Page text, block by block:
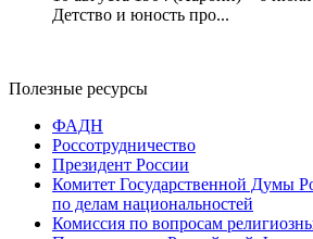
Детство и юность про...
Полезные ресурсы
ФАДН
Россотрудничество
Президент России
Комитет Государственной Думы
по делам национальностей
Комиссия по вопросам